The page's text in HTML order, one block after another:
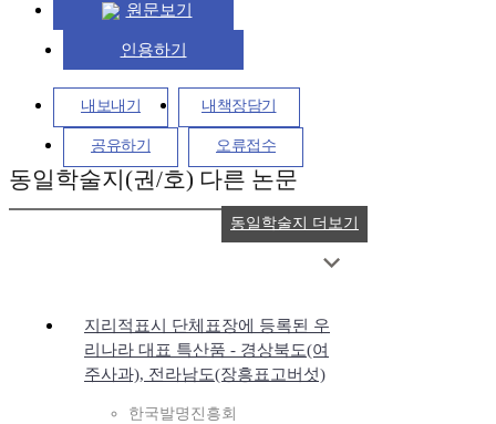
원문보기
인용하기
내보내기 내책장담기
공유하기 오류접수
동일학술지(권/호) 다른 논문
지리적표시 단체표장에 등록된 우
리나라 대표 특산품 - 경상북도(여
주사과), 전라남도(장흥표고버섯)
한국발명진흥회
동일학술지 더보기